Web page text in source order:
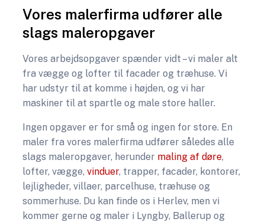
​Vores malerfirma udfører alle
slags maleropgaver
​​Vores arbejdsopgaver spænder vidt – vi maler alt
fra vægge og lofter til facader og træhuse. Vi
har udstyr til at komme i højden, og vi har
maskiner til at spartle og male store haller.
​Ingen opgaver er for små og ingen for store. En
maler fra vores malerfirma udfører således alle
slags maleropgaver, herunder maling af døre,
lofter, vægge, vinduer, trapper, facader, kontorer,
lejligheder, villaer, parcelhuse, træhuse og
sommerhuse. Du kan finde os i Herlev, men vi
kommer gerne og maler i Lyngby, Ballerup og